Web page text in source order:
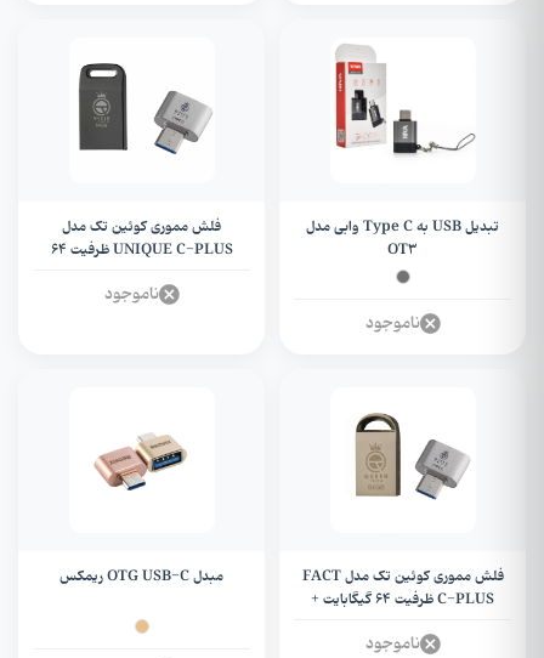
تبدیل USB به Type C وابی مدل
OT3
ناموجود
فلش مموری کوئین تک مدل
UNIQUE C-PLUS ظرفیت 64
ناموجود
فلش مموری کوئین تک مدل FACT
C-PLUS ظرفیت 64 گیگابایت +
ناموجود
مبدل OTG USB-C ریمکس